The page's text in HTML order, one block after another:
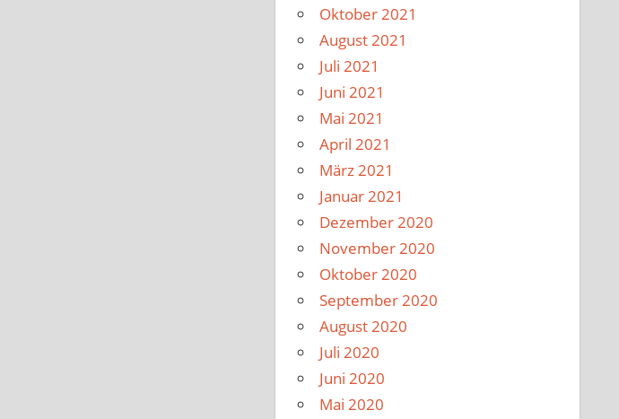
Oktober 2021
August 2021
Juli 2021
Juni 2021
Mai 2021
April 2021
März 2021
Januar 2021
Dezember 2020
November 2020
Oktober 2020
September 2020
August 2020
Juli 2020
Juni 2020
Mai 2020